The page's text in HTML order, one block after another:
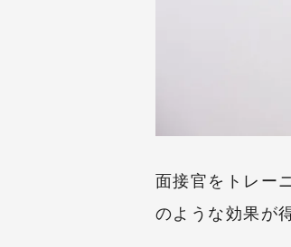
面接官をトレー
のような効果が